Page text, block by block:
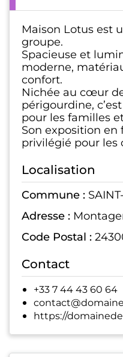
Maison Lotus est
groupe.
Spacieuse et
moderne,
confort.
Nichée au cœur
périgourdine,
pour les familles
Son exposition
privilégié pour les
Localisation
Commune :
Adresse :
Code Postal :
Contact
+33 7 44 43 60 64
https://